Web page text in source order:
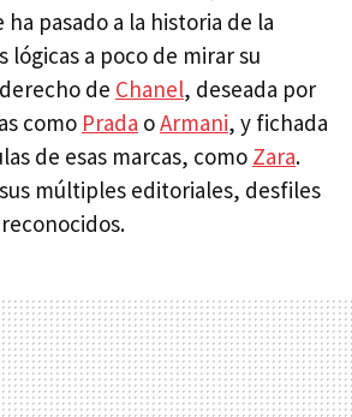
pasado a la historia de la
lógicas a poco de mirar su
de Chanel, deseada por
como Prada oArmani, y fichada
de esas marcas, como Zara.
múltiples editoriales, desfiles